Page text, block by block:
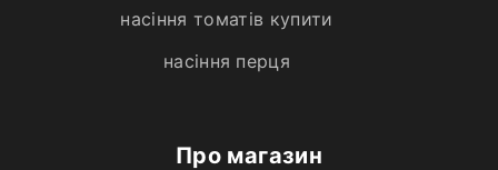
насіння томатів купити
насіння перця
Про магазин